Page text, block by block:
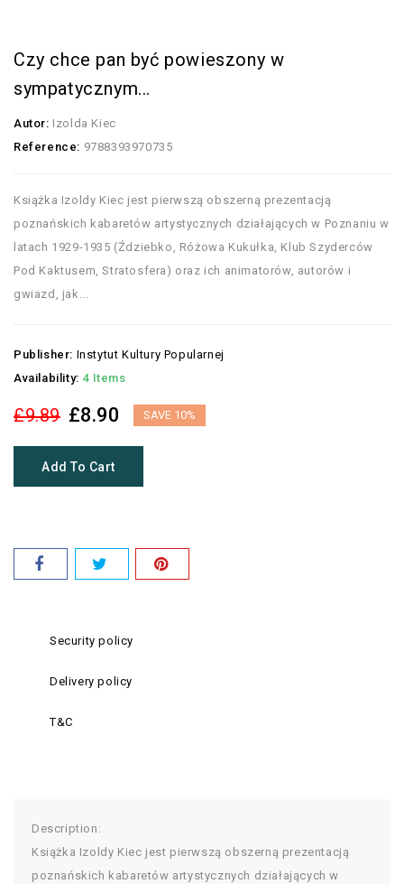
Czy chce pan być powieszony w
sympatycznym...
Autor: Izolda Kiec
Reference: 9788393970735
Książka Izoldy Kiec jest pierwszą obszerną prezentacją
poznańskich kabaretów artystycznych działających w Poznaniu w
latach 1929-1935 (Ździebko, Różowa Kukułka, Klub Szyderców
Pod Kaktusem, Stratosfera) oraz ich animatorów, autorów i
gwiazd, jak...
Publisher: Instytut Kultury Popularnej
Availability: 4 Items
£9.89 £8.90 SAVE 10%
Add To Cart
Security policy
Delivery policy
T&C
Description:
Książka Izoldy Kiec jest pierwszą obszerną prezentacją
poznańskich kabaretów artystycznych działających w